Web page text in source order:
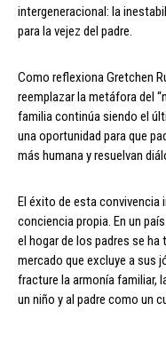
intergeneracional: la
para la vejez del padre.
Como reflexiona Gretchen
reemplazar la metáfora del
familia continúa siendo el
una oportunidad para que
más humana y resuelvan
El éxito de esta convivencia
conciencia propia. En un
el hogar de los padres se
mercado que excluye a sus
fracture la armonía familiar,
un niño y al padre como un